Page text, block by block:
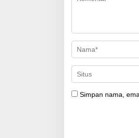
Simpan nama,